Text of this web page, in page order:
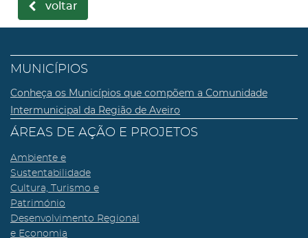
voltar
MUNICÍPIOS
Conheça os Municípios que compõem a Comunidade
Intermunicipal da Região de Aveiro
ÁREAS DE AÇÃO E PROJETOS
Ambiente e
Sustentabilidade
Cultura, Turismo e
Património
Desenvolvimento Regional
e Economia